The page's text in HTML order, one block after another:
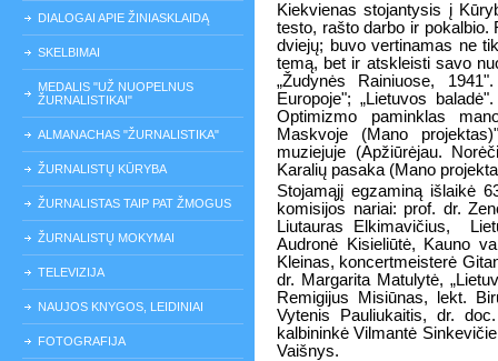
DIALOGAI APIE ŽINIASKLAIDĄ
SKELBIMAI
MEDALIS "UŽ NUOPELNUS
ŽURNALISTIKAI"
ALMANACHAS "ŽURNALISTIKA"
ŽURNALISTŲ KŪRYBA
ŽURNALISTAS TAIP PAT ŽMOGUS
ŽURNALISTŲ MOKYMAI
TELEVIZIJA
NAUJOS KNYGOS, LEIDINIAI
FOTOGRAFIJA
Kiekvienas stojantysis į
testo, rašto darbo ir pokalbio.
dviejų; buvo vertinamas ne
temą, bet ir atskleisti savo
„Žudynės Rainiuose,
Europoje"; „Lietuvos
Optimizmo paminklas
Maskvoje (Mano
muziejuje (Apžiūrėjau.
Karalių pasaka (Mano
Stojamąjį egzaminą išlaikė
komisijos nariai: prof. dr.
Liutauras Elkimavičius,
Audronė Kisieliūtė, Kauno
Kleinas, koncertmeisterė
dr. Margarita Matulytė,
Remigijus Misiūnas, lekt.
Vytenis Pauliukaitis, dr.
kalbininkė Vilmantė
Vaišnys.